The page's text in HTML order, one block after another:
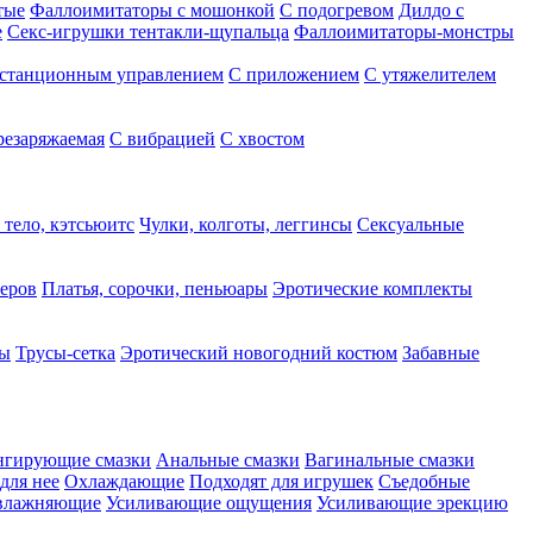
Фаллоимитаторы с мошонкой С подогревом Дилдо с
Секс-игрушки тентакли-щупальца Фаллоимитаторы-монстры
управлением С приложением С утяжелителем
С вибрацией С хвостом
кэтсьюитс Чулки, колготы, леггинсы Сексуальные
Платья, сорочки, пеньюары Эротические комплекты
Трусы-сетка Эротический новогодний костюм Забавные
смазки Анальные смазки Вагинальные смазки
нее Охлаждающие Подходят для игрушек Съедобные
Усиливающие ощущения Усиливающие эрекцию